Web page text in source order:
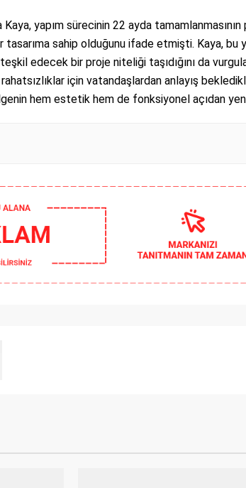
Kaya, yapım sürecinin 22 ayda
tasarıma sahip olduğunu ifade etmişti. Kaya, bu
edecek bir proje niteliği taşıdığını da
için vatandaşlardan anlayış
hem estetik hem de fonksiyonel açıdan